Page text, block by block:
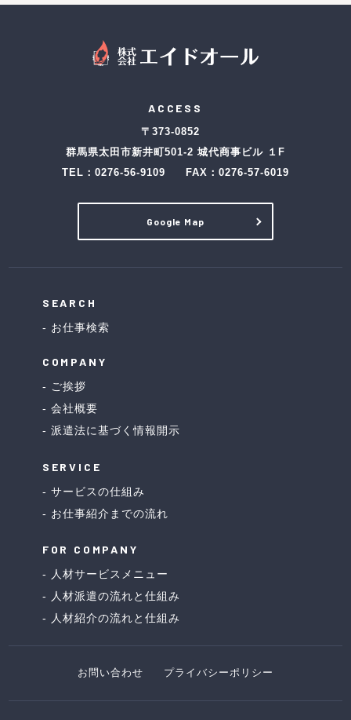
ACCESS
〒373-0852
群馬県太田市新井町501-2 城代商事ビル １F
TEL： 0276-56-9109 FAX：0276-57-6019
Google Map
SEARCH
お仕事検索
COMPANY
ご挨拶
会社概要
派遣法に基づく情報開示
SERVICE
サービスの仕組み
お仕事紹介までの流れ
FOR COMPANY
人材サービスメニュー
人材派遣の流れと仕組み
人材紹介の流れと仕組み
お問い合わせ プライバシーポリシー